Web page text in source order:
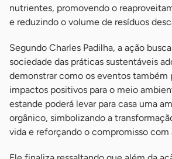
nutrientes, promovendo o
e reduzindo o volume de resíduos
Segundo Charles Padilha, a ação
sociedade das práticas sustentáveis
demonstrar como os eventos também
impactos positivos para o meio
estande poderá levar para casa uma
orgânico, simbolizando a
vida e reforçando o compromisso com